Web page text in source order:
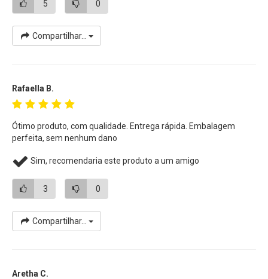
5 0
Compartilhar...
Rafaella B.
Ótimo produto, com qualidade. Entrega rápida. Embalagem
perfeita, sem nenhum dano
Sim, recomendaria este produto a um amigo
3 0
Compartilhar...
Aretha C.